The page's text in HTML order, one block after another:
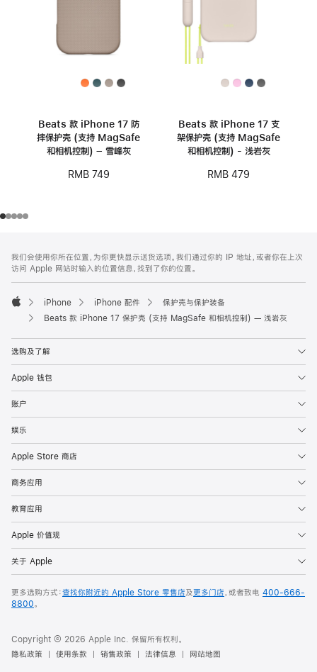
Beats 款 iPhone 17 防
摔保护壳 (支持 MagSafe
和相机控制) – 雪峰灰
RMB 749
Beats 款 iPhone 17 支
架保护壳 (支持 MagSafe
和相机控制) - 浅岩灰
RMB 479
页
页
脚
注
我们会使用你所在位置，为你更快显示送货选项。我们通过你的 IP 地址，或者你在上次
访问 Apple 网站时输入的位置信息，找到了你的位置。
Apple
iPhone iPhone 配件
保护壳与保护装备
Beats 款 iPhone 17 保护壳 (支持 MagSafe 和相机控制) — 浅岩灰
选购及了解
Apple 钱包
账户
娱乐
Apple Store 商店
商务应用
教育应用
Apple 价值观
关于 Apple
更多选购方式：查找你附近的 Apple Store 零售店及更多门店，或者致电 400-666-
8800。
Copyright © 2026 Apple Inc. 保留所有权利。
隐私政策
使用条款 销售政策 法律信息 网站地图